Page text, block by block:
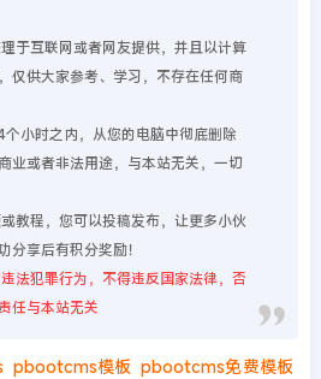
于互联网或者网友提供，并且以计算
仅供大家参考、学习，不存在任何商
小时之内，从您的电脑中彻底删除
业或者非法用途，与本站无关，一切
教程，您可以投稿发布，让更多小伙
分享后有积分奖励！
法犯罪行为，不得违反国家法律，否
任与本站无关
pbootcms模板 pbootcms免费模板